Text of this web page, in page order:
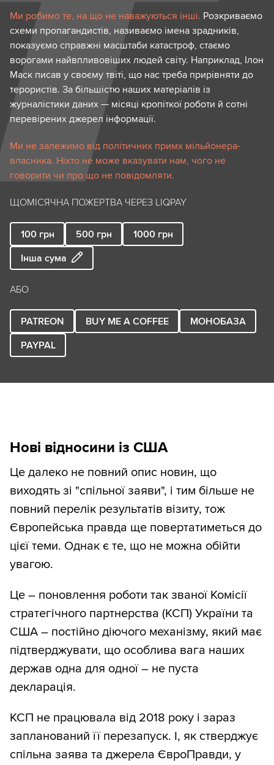
Ми робимо те, на що не наважуються інші. Розкриваємо
схеми пропагандистів, називаємо імена зрадників,
показуємо справжні масштаби катастроф, стаємо
ворогами найвпливовіших людей світу. Наприклад, Ілон
Маск писав у своєму твіті, що нас треба прирівняти до
терористів. За більшістю наших матеріалів із
журналістики даних — місяці кропіткої роботи й сотні
перевірених джерел інформації.
Ми не залежимо від політичних примх мільйонера-
власника. Ніхто не може вказувати нам, чого не
говорити чи про що не повідомляти.
ЩОМІСЯЧНА ПОЖЕРТВА ЧЕРЕЗ LIQPAY
100 грн 500 грн 1000 грн
Інша сума
АБО
PATREON BUY ME A COFFEE
МОНОБАЗА
PAYPAL
Нові відносини із США
Це далеко не повний опис новин, що
виходять зі "спільної заяви", і тим більше не
повний перелік результатів візиту, тож
Європейська правда ще повертатиметься до
цієї теми. Однак є те, що не можна обійти
увагою.
Це – поновлення роботи так званої Комісії
стратегічного партнерства (КСП) України та
США – постійно діючого механізму, який має
підтверджувати, що особлива вага наших
держав одна для одної – не пуста
декларація.
КСП не працювала від 2018 року і зараз
запланований її перезапуск. І, як стверджує
спільна заява та джерела ЄвроПравди, у